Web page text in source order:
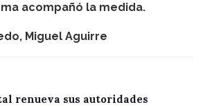
acompañó la medida.
, Miguel Aguirre
renueva sus autoridades